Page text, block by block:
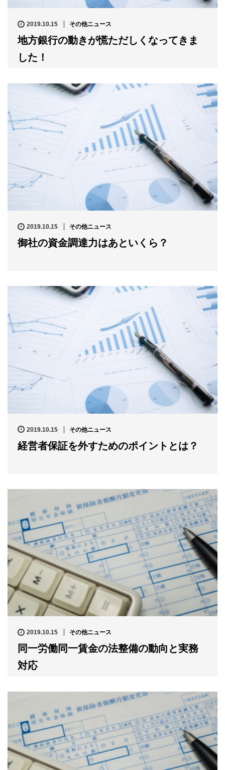
2019.10.15 その他ニュース
地方銀行の動きが慌ただしくなってきま
した！
2019.10.15 その他ニュース
御社の資金調達力はあといくら？
2019.10.15 その他ニュース
経営者保証を外すためのポイントとは？
2019.10.15 その他ニュース
同一労働同一賃金の法整備の動向と実務
対応